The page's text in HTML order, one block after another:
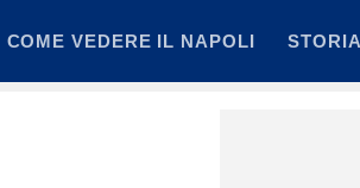
COME VEDERE IL NAPOLI